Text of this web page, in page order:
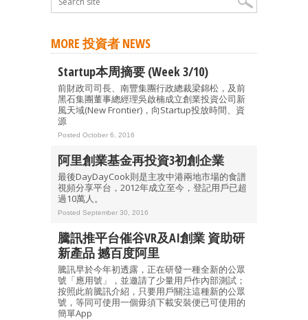
MORE 投資者 NEWS
Startup本周摘要 (Week 3/10)
前財政司司長、南豐集團行政總裁梁錦松，及前
黑石集團董事總經理吳啟楠成立創業投資公司新
風天域(New Frontier)，向Startup投放時間、資
源
Posted October 6, 2016
阿里創業基金再投資3初創企業
最後DayDayCook則是主攻中港兩地市場的食譜
視頻分享平台，2012年成立至今，登記用戶已超
過10萬人。
Posted September 30, 2016
騰訊推平台催谷VR及AI創業 資助研
新產品 撼百度阿里
騰訊早於今年初透露，正在研發一種全新的公眾
號「應用號」，並邀請了少量用戶作內部測試；
按照此前騰訊介紹，只要用戶關注這種新的公眾
號，等同可使用一個毋須下載安裝便已可使用的
簡單App